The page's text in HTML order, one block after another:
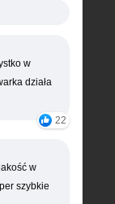
w
działa
22
w
szybkie